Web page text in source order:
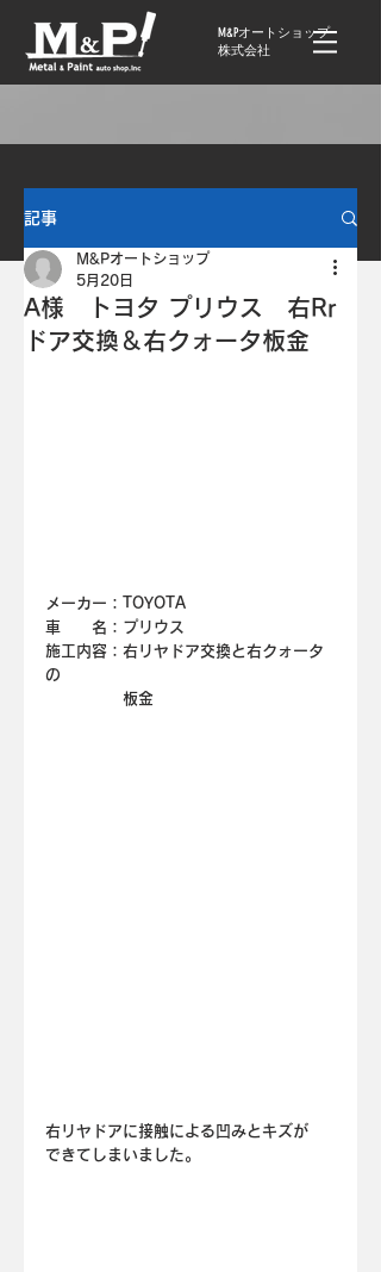
M&Pオートショップ
株式会社
記事
A様 トヨタ プリウス 右Rr
ドア交換＆右クォータ板金
M&Pオートショップ
5月20日
メーカー：TOYOTA
車　　名： プリウス
施工内容：右リヤドア交換と右クォータ
の
板金
右リヤドアに接触による凹みとキズが
できてしまいました。